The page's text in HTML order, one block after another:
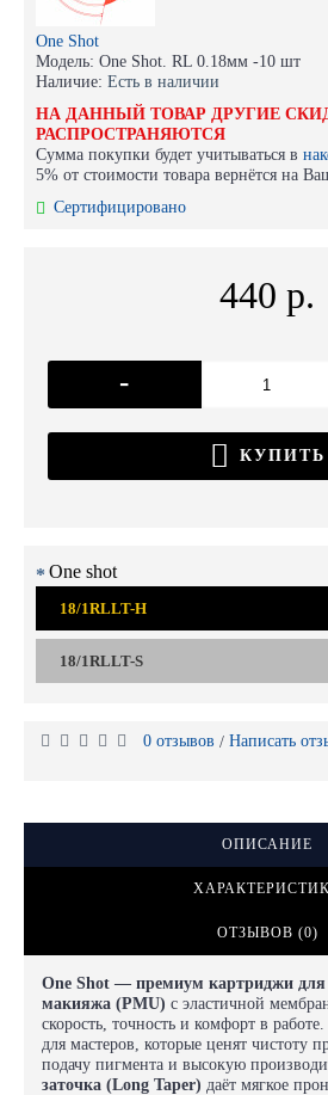
One Shot
Модель: One Shot. RL 0.18мм -10 шт
Наличие: Есть в наличии
НА ДАННЫЙ ТОВАР ДРУГИЕ
РАСПРОСТРАНЯЮТСЯ
Сумма покупки будет учитываться в
5% от стоимости товара вернётся на
Сертифицировано
440 р.
-
КУПИТЬ
One shot
18/1RLLT-H
18/1RLLT-S
0 отзывов / Написать
ОПИСАНИЕ
ОТЗЫВОВ (0)
One Shot — премиум картриджи для
макияжа (PMU) с эластичной
скорость, точность и комфорт в
для мастеров, которые ценят чистоту
подачу пигмента и высокую
заточка (Long Taper) даёт мягкое